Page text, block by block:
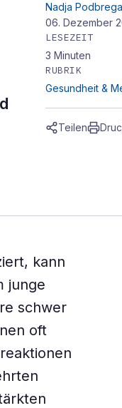
Nadja
06. Dezember
LESEZEIT
3 Minuten
RUBRIK
Gesundheit &
Teilen
kann
junge
schwer
oft